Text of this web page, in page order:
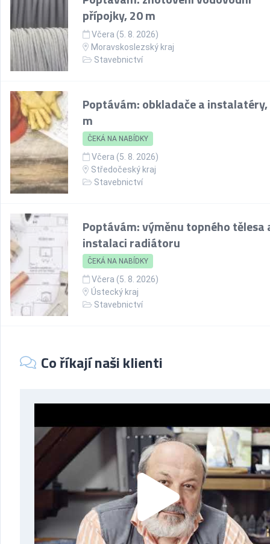
přípojky, 20 m
Včera (5. 8. 2026)
Moravskoslezský kraj
Stavebnictví
Poptávám: obkladače a instalatéry,
m
ČEKÁ NA NABÍDKY
Včera (5. 8. 2026)
Středočeský kraj
Stavebnictví
Poptávám: výměnu topného tělesa
instalaci radiátoru
ČEKÁ NA NABÍDKY
Včera (5. 8. 2026)
Ústecký kraj
Stavebnictví
Co říkají naši klienti